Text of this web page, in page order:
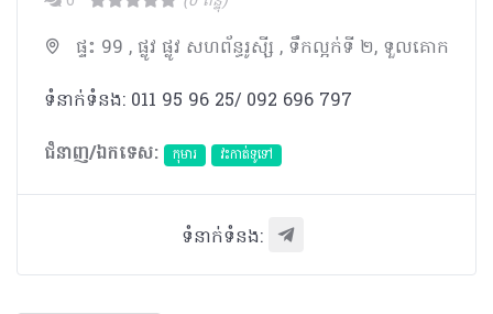
ផ្ទះ 99 , ផ្លូវ ផ្លូវ សហព័ន្ធរូស៊ី្ស , ទឹកល្អក់ទី ២, ទួលគោក
ទំនាក់ទំនង: 011 95 96 25/ 092 696 797
ជំនាញ/ឯកទេស:
កុមារ វះកាត់ទូទៅ
ទំនាក់ទំនង: